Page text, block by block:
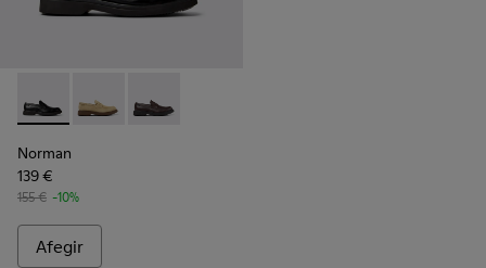
Norman - K101001-001 - Sabates negres de pell per a home.
Norman - K101001-008
Norman - K101001-005 - Sabates de pell
Norman
139 €
155 € -10%
Afegir